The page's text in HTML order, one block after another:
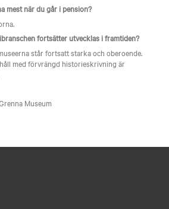
mest när du går i pension?
fortsätter utvecklas i framtiden?
står fortsatt starka och oberoende.
med förvrängd historieskrivning är
Museum